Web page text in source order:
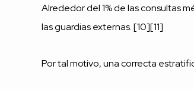
Alrededor del 1% de las consultas
las guardias externas. [10][11]
Por tal motivo, una correcta